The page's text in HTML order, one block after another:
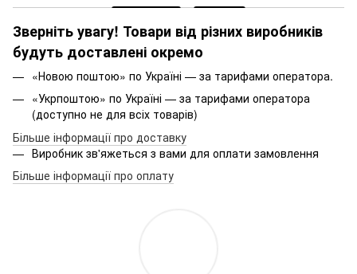
Зверніть увагу! Товари від різних виробників
будуть доставлені окремо
«Новою поштою» по Україні — за тарифами оператора.
«Укрпоштою» по Україні — за тарифами оператора
(доступно не для всіх товарів)
Більше інформації про доставку
Виробник зв'яжеться з вами для оплати замовлення
Більше інформації про оплату